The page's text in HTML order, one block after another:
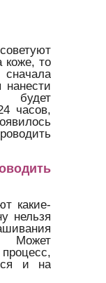
коже, то
нанести
будет
часов,
какие-
нельзя
Может
и на